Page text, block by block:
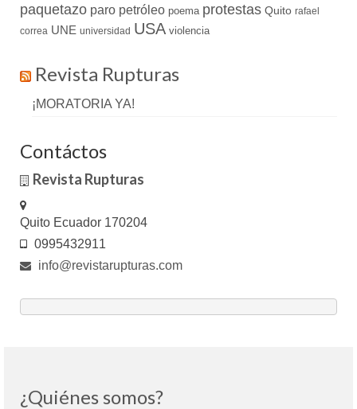
paquetazo paro petróleo poema protestas Quito rafael
correa UNE universidad USA violencia
Revista Rupturas
¡MORATORIA YA!
Contáctos
Revista Rupturas
Quito Ecuador 170204
0995432911
info@revistarupturas.com
¿Quiénes somos?